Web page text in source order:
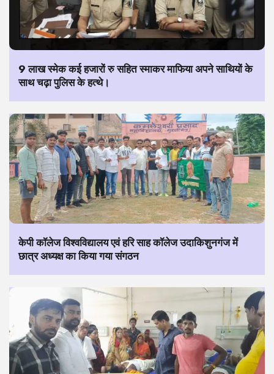
9 लाख स्मेक कई हजारों रु सहित स्माकर माफिया अपने साथियों के
साथ चढ़ा पुलिस के हत्थे।
केपी कॉलेज विश्वविद्यालय एवं हरि साह कॉलेज उदाकिशुनगंज में
छात्र अध्यक्ष का किया गया संगठन